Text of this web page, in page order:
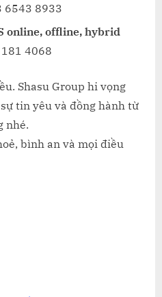
6543 8933
online, offline, hybrid
4068
Shasu Group hi vọng
tin yêu và đồng hành từ
nhé.
bình an và mọi điều